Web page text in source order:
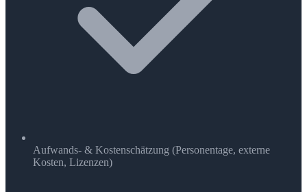
Aufwands- & Kostenschätzung (Personentage, externe
Kosten, Lizenzen)